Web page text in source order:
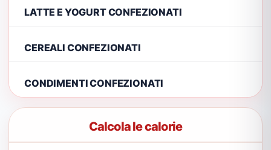
LATTE E YOGURT CONFEZIONATI
CEREALI CONFEZIONATI
CONDIMENTI CONFEZIONATI
Calcola le calorie